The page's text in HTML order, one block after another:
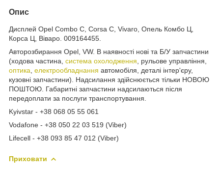
Опис
Дисплей Opel Combo C, Corsa C, Vivaro, Опель Комбо Ц,
Корса Ц, Віваро. 009164455.
Авторозбирання Opel, VW. В наявності нові та Б/У запчастини
(ходова частина, система охолодження , рульове управління,
оптика електрообладнання автомобіля, деталі інтер'єру,
кузовні запчастини). Надсилання здійснюється тільки НОВОЮ
ПОШТОЮ. Габаритні запчастини надсилаються після
передоплати за послуги транспортування.
Kyivstar - +38 068 05 55 061
Vodafone - +38 050 22 03 519 (Viber)
Lifecell - +38 093 85 47 012 (Viber)
Приховати